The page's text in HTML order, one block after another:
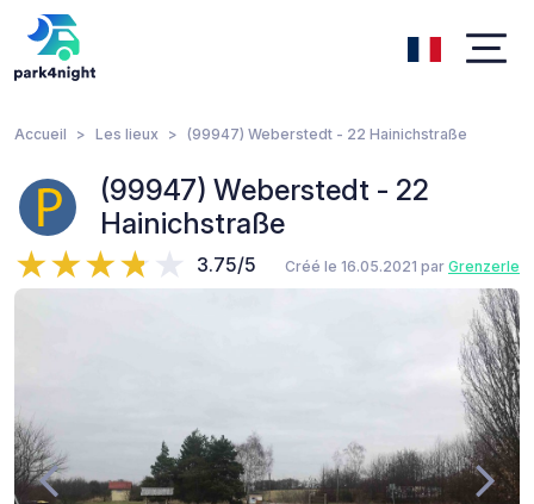
Accueil Les lieux (99947) Weberstedt - 22 Hainichstraße
(99947) Weberstedt - 22
Hainichstraße
3.75/5 Créé le 16.05.2021 par Grenzerle